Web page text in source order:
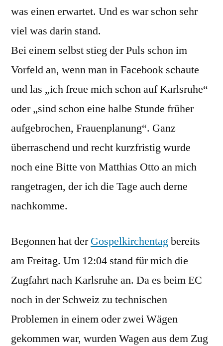
eine
tolle
was einen erwartet. Und es war schon sehr
viel was darin stand.
Bei einem selbst stieg der Puls schon im
Vorfeld an, wenn man in Facebook schaute
und las „ich freue mich schon auf Karlsruhe“
oder „sind schon eine halbe Stunde früher
aufgebrochen, Frauenplanung“. Ganz
überraschend und recht kurzfristig wurde
noch eine Bitte von Matthias Otto an mich
rangetragen, der ich die Tage auch derne
nachkomme.
Begonnen hat derGospelkirchentagbereits
am Freitag. Um 12:04 stand für mich die
Zugfahrt nach Karlsruhe an. Da es beim EC
noch in der Schweiz zu technischen
Problemen in einem oder zwei Wägen
gekommen war, wurden Wagen aus dem Zug